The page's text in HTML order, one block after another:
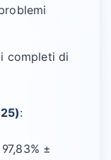
completi di
:
±